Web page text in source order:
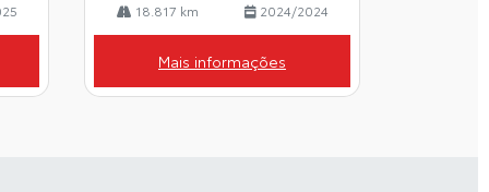
18.817 km 2024/2024
Mais informações